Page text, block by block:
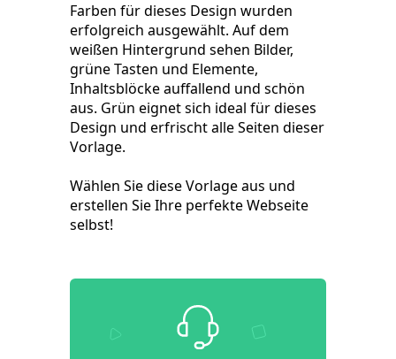
Farben für dieses Design wurden
erfolgreich ausgewählt. Auf dem
weißen Hintergrund sehen Bilder,
grüne Tasten und Elemente,
Inhaltsblöcke auffallend und schön
aus. Grün eignet sich ideal für dieses
Design und erfrischt alle Seiten dieser
Vorlage.
Wählen Sie diese Vorlage aus und
erstellen Sie Ihre perfekte Webseite
selbst!